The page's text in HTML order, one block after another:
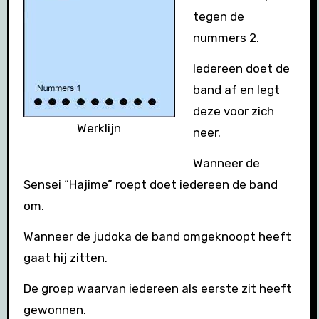
Werklijn
tegen de
nummers 2.
Iedereen doet de
band af en legt
deze voor zich
neer.
Wanneer de
Sensei “Hajime” roept doet iedereen de band
om.
Wanneer de judoka de band omgeknoopt heeft
gaat hij zitten.
De groep waarvan iedereen als eerste zit heeft
gewonnen.